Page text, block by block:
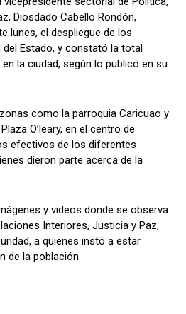
Diosdado Cabello Rondón,
lunes, el despliegue de los
Estado, y constató la total
la ciudad, según lo publicó en su
como la parroquia Caricuao y
O’leary, en el centro de
efectivos de los diferentes
dieron parte acerca de la
y videos donde se observa
Interiores, Justicia y Paz,
a quienes instó a estar
de la población.